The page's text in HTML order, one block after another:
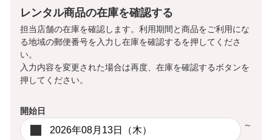
レンタル商品の在庫を確認する
担当店舗の在庫を確認します。利用期間と商品をご利用にな
る地域の郵便番号を入力し在庫を確認するを押してくださ
い。
入力内容を変更された場合は再度、在庫を確認するボタンを
押してください。
開始日
～